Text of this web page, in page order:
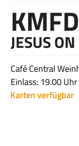
JESUS
Café Central
Einlass: 19.00 Uhr
Karten verfügbar